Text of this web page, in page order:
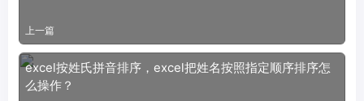
上一篇
excel按姓氏拼音排序，excel把姓名按照指定顺序排序怎
么操作？